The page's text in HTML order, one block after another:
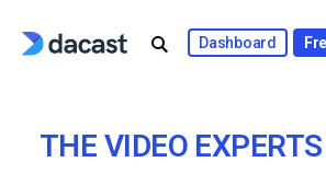
Dashboard
THE VIDEO